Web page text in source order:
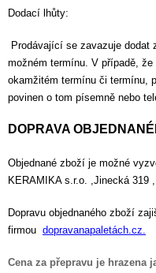
Dodací lhůty:
Prodávající se zavazuje
možném termínu. V případě,
okamžitém termínu či termínu,
povinen o tom písemně nebo
DOPRAVA
Objednané zboží je možné
KERAMIKA s.r.o. ,Jinecká 319
Dopravu objednaného zboží
firmou dopravanapaletách.cz.
Cena za přepravu je hrazena